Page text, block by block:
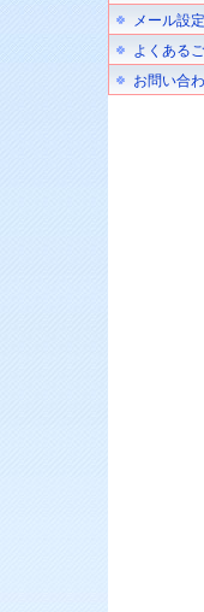
メール設
よくある
お問い合